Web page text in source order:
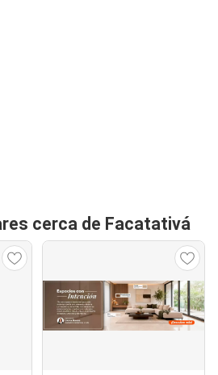
cerca de Facatativá